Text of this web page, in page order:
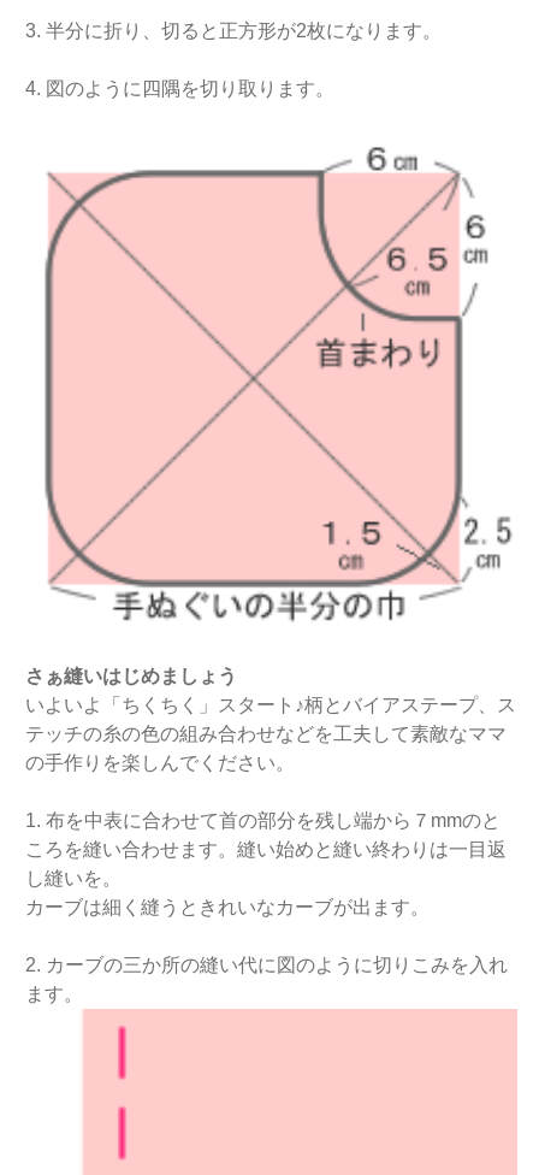
3. 半分に折り、切ると正方形が2枚になります。
4. 図のように四隅を切り取ります。
さぁ縫いはじめましょう
いよいよ「ちくちく」スタート♪柄とバイアステープ、ス
テッチの糸の色の組み合わせなどを工夫して素敵なママ
の手作りを楽しんでください。
1. 布を中表に合わせて首の部分を残し端から７mmのと
ころを縫い合わせます。縫い始めと縫い終わりは一目返
し縫いを。
カーブは細く縫うときれいなカーブが出ます。
2. カーブの三か所の縫い代に図のように切りこみを入れ
ます。